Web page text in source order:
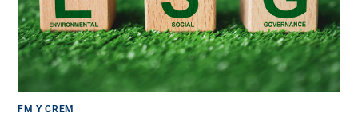
FM Y CREM